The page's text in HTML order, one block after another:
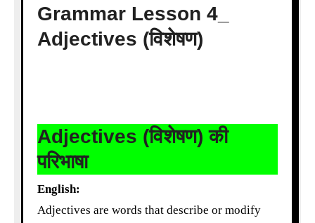
Grammar Lesson 4_
Adjectives (विशेषण)
Adjectives (विशेषण) की
परिभाषा
English:
Adjectives are words that describe or modify